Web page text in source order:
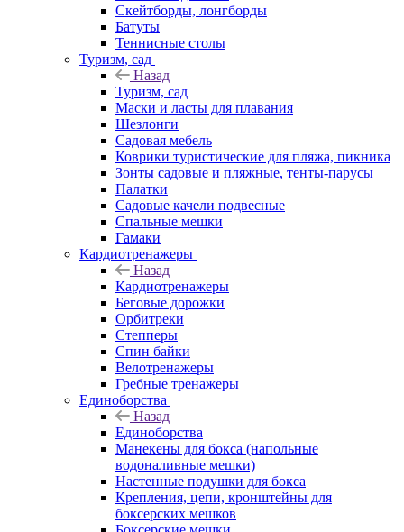
Скейтборды, лонгборды
Батуты
Теннисные столы
Туризм, сад
Назад
Туризм, сад
Маски и ласты для плавания
Шезлонги
Садовая мебель
Коврики туристические для пляжа, пикника
Зонты садовые и пляжные, тенты-парусы
Палатки
Садовые качели подвесные
Спальные мешки
Гамаки
Кардиотренажеры
Назад
Кардиотренажеры
Беговые дорожки
Орбитреки
Степперы
Спин байки
Велотренажеры
Гребные тренажеры
Единоборства
Назад
Единоборства
Манекены для бокса (напольные
водоналивные мешки)
Настенные подушки для бокса
Крепления, цепи, кронштейны для
боксерских мешков